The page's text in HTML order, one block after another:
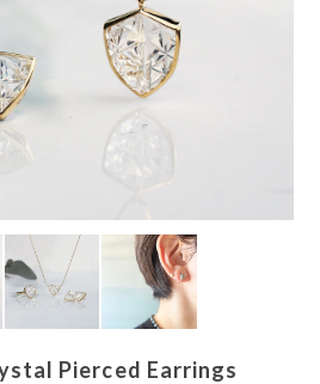
Pierced Earrings